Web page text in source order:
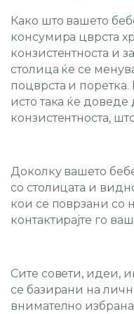
Како што вашето
консумира цврста
конзистентноста и
столица ќе се
поцврста и
исто така ќе доведе
конзистентноста,
Доколку вашето
со столицата и
кои се поврзани со
контактирајте го
Сите совети, идеи,
се базирани на
внимателно